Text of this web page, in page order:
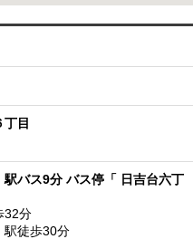
目
バス9分 バス停「 日吉台六丁
32分
駅徒歩30分
建
建